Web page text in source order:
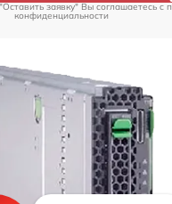
заявку" Вы соглашаетесь c
конфиденциальности